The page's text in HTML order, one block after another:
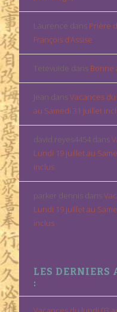
Laurence dans Prière
François d’Assise
Tetevuide dans Bonne
Jean dansVacances
au Samedi 31 juillet
david.reyes4454 dans
Lundi 19 juillet au
inclus
parker dennis dans
Lundi 19 juillet au
inclus
LES DERNIERS
: